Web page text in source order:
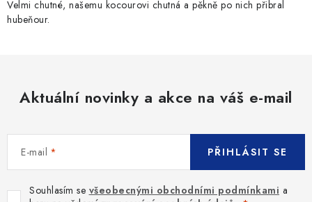
Velmi chutné, našemu kocourovi chutná a pěkně po nich přibral
hubeňour.
Aktuální novinky a akce na váš e-mail
E-mail
Souhlasím se všeobecnými obchodními podmínkami a
PŘIHLÁSIT SE